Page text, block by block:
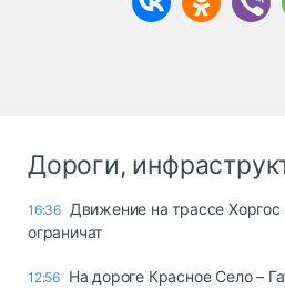
Дороги,
16:36 Движение на трассе
ограничат
12:56 На дороге Красное Село –